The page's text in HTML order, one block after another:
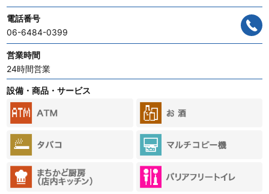
電話番号
06-6484-0399
営業時間
24時間営業
設備・商品・サービス